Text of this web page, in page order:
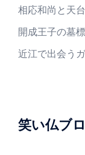
相応和尚と天
開成王子の墓
近江で出会う
笑い仏ブ